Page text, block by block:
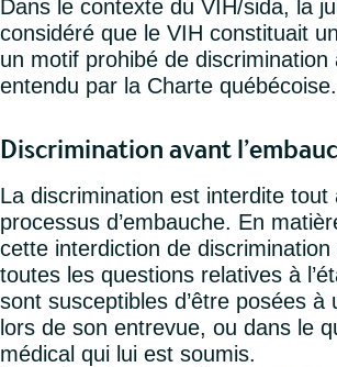
Dans le contexte du VIH/sida, la
considéré que le VIH constituait
un motif prohibé de discrimination
entendu par la Charte québécoise.
Discrimination avant
La discrimination est interdite tout
processus d’embauche. En
cette interdiction de discrimination
toutes les questions relatives à
sont susceptibles d’être posées à
lors de son entrevue, ou dans le
médical qui lui est soumis.